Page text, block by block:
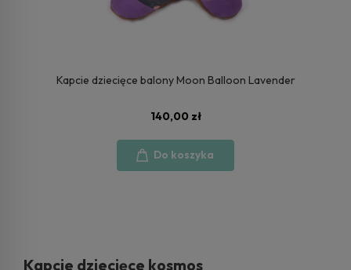
Kapcie dziecięce balony Moon Balloon Lavender
140,00 zł
Do koszyka
Kapcie dziecięce kosmos